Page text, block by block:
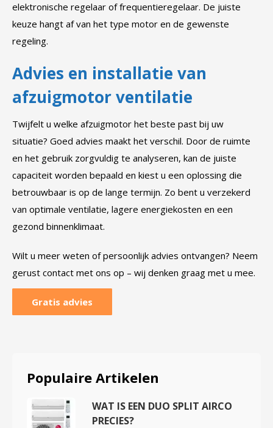
elektronische regelaar of frequentieregelaar. De juiste
keuze hangt af van het type motor en de gewenste
regeling.
Advies en installatie van
afzuigmotor ventilatie
Twijfelt u welke afzuigmotor het beste past bij uw
situatie? Goed advies maakt het verschil. Door de ruimte
en het gebruik zorgvuldig te analyseren, kan de juiste
capaciteit worden bepaald en kiest u een oplossing die
betrouwbaar is op de lange termijn. Zo bent u verzekerd
van optimale ventilatie, lagere energiekosten en een
gezond binnenklimaat.
Wilt u meer weten of persoonlijk advies ontvangen? Neem
gerust contact met ons op – wij denken graag met u mee.
Gratis advies
Populaire Artikelen
WAT IS EEN DUO SPLIT AIRCO
PRECIES?